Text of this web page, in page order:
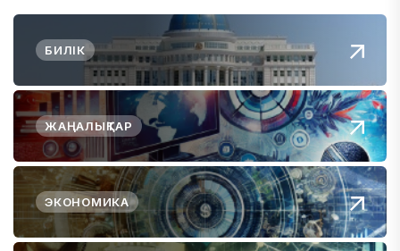
БИЛІК
ЖАҢАЛЫҚТАР
ЭКОНОМИКА